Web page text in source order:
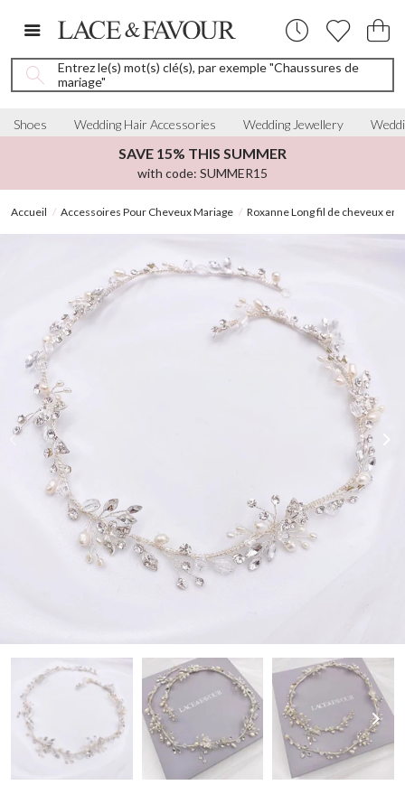
Entrez le(s) mot(s) clé(s), par exemple "Chaussures de
mariage"
Shoes Wedding Hair Accessories Wedding Jewellery
SAVE 15% THIS SUMMER
with code: SUMMER15
Accueil Accessoires Pour Cheveux Mariage Roxanne Long fil de cheveux en